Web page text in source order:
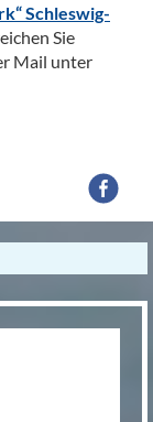
Schleswig-
Sie
Mail unter